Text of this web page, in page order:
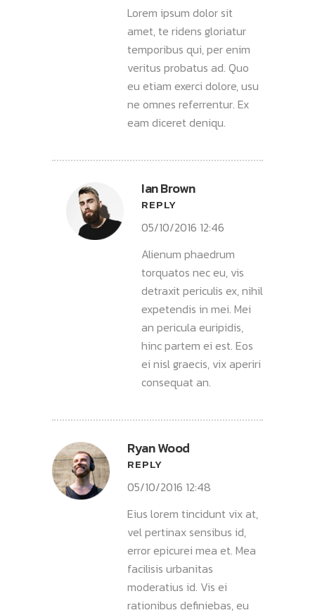
Lorem ipsum dolor sit
amet, te ridens gloriatur
temporibus qui, per enim
veritus probatus ad. Quo
eu etiam exerci dolore, usu
ne omnes referrentur. Ex
eam diceret deniqu.
Ian Brown
REPLY
05/10/2016 12:46
Alienum phaedrum
torquatos nec eu, vis
detraxit periculis ex, nihil
expetendis in mei. Mei
an pericula euripidis,
hinc partem ei est. Eos
ei nisl graecis, vix aperiri
consequat an.
Ryan Wood
REPLY
05/10/2016 12:48
Eius lorem tincidunt vix at,
vel pertinax sensibus id,
error epicurei mea et. Mea
facilisis urbanitas
moderatius id. Vis ei
rationibus definiebas, eu